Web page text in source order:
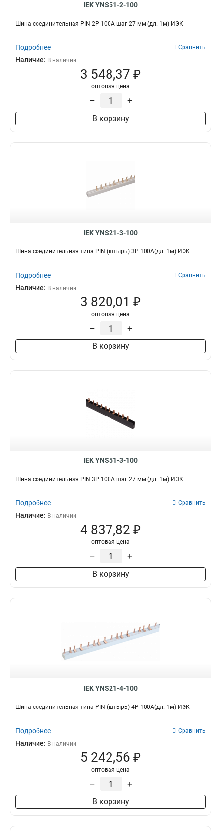
IEK YNS51-2-100
Шина соединительная PIN 2Р 100А шаг 27 мм (дл. 1м) ИЭК
Подробнее Сравнить
Наличие: В наличии
3 548,37 ₽
оптовая цена
– +
В корзину
IEK YNS21-3-100
Шина соединительная типа PIN (штырь) 3Р 100А(дл. 1м) ИЭК
Подробнее Сравнить
Наличие: В наличии
3 820,01 ₽
оптовая цена
– +
В корзину
IEK YNS51-3-100
Шина соединительная PIN 3Р 100А шаг 27 мм (дл. 1м) ИЭК
Подробнее Сравнить
Наличие: В наличии
4 837,82 ₽
оптовая цена
– +
В корзину
IEK YNS21-4-100
Шина соединительная типа PIN (штырь) 4Р 100А(дл. 1м) ИЭК
Подробнее Сравнить
Наличие: В наличии
5 242,56 ₽
оптовая цена
– +
В корзину